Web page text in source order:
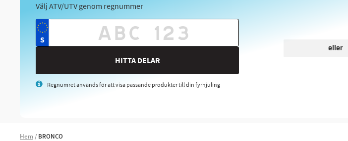
Välj ATV/UTV genom regnummer
HITTA DELAR
Regnumret används för att visa passande produkter till din fyrhjuling
eller
Hem BRONCO